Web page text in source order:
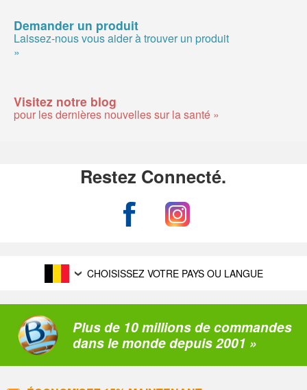
Demander un produit
Laissez-nous vous aider à trouver un produit
»
Visitez notre blog
pour les dernières nouvelles sur la santé »
Restez Connecté.
CHOISISSEZ VOTRE PAYS OU LANGUE
Plus de 10 millions de commandes
dans le monde depuis 2001 »